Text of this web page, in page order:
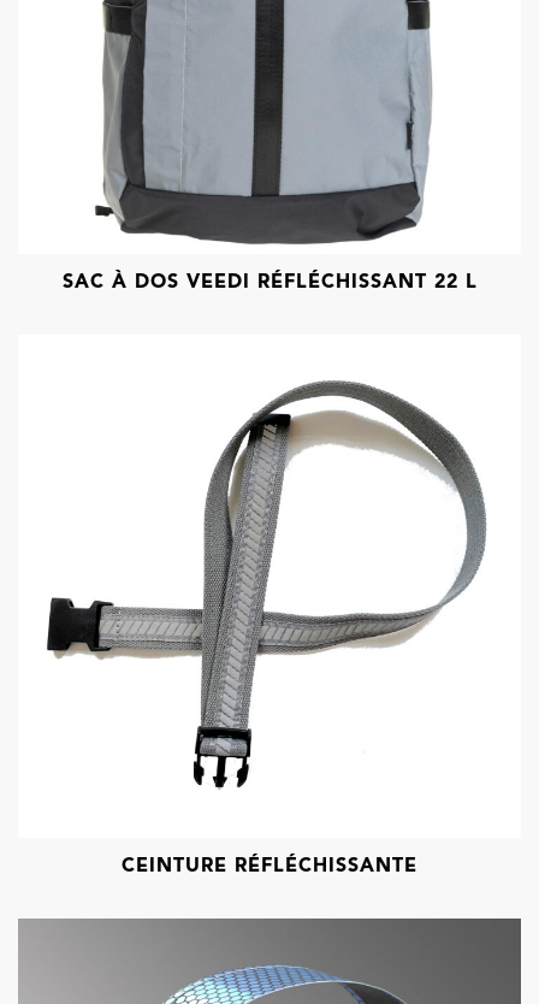
SAC À DOS VEEDI RÉFLÉCHISSANT 22 L
CEINTURE RÉFLÉCHISSANTE